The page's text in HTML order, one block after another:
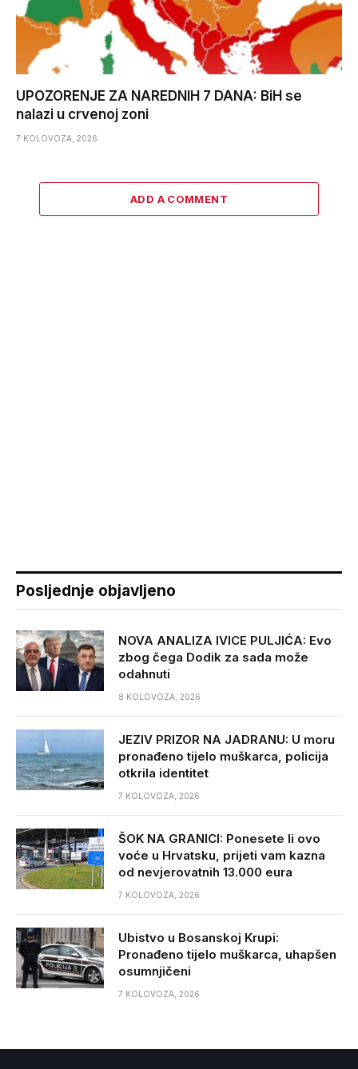
UPOZORENJE ZA NAREDNIH 7 DANA: BiH se
nalazi u crvenoj zoni
7 KOLOVOZA, 2026
ADD A COMMENT
Posljednje objavljeno
NOVA ANALIZA IVICE PULJIĆA: Evo
zbog čega Dodik za sada može
odahnuti
8 KOLOVOZA, 2026
JEZIV PRIZOR NA JADRANU: U moru
pronađeno tijelo muškarca, policija
otkrila identitet
7 KOLOVOZA, 2026
ŠOK NA GRANICI: Ponesete li ovo
voće u Hrvatsku, prijeti vam kazna
od nevjerovatnih 13.000 eura
7 KOLOVOZA, 2026
Ubistvo u Bosanskoj Krupi:
Pronađeno tijelo muškarca, uhapšen
osumnjičeni
7 KOLOVOZA, 2026